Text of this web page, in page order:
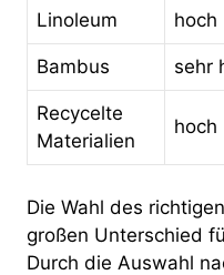
Linoleum hoch
Bambus sehr
Recycelte
Materialien
hoch
Die Wahl des
großen Unterschied
Durch die Auswahl